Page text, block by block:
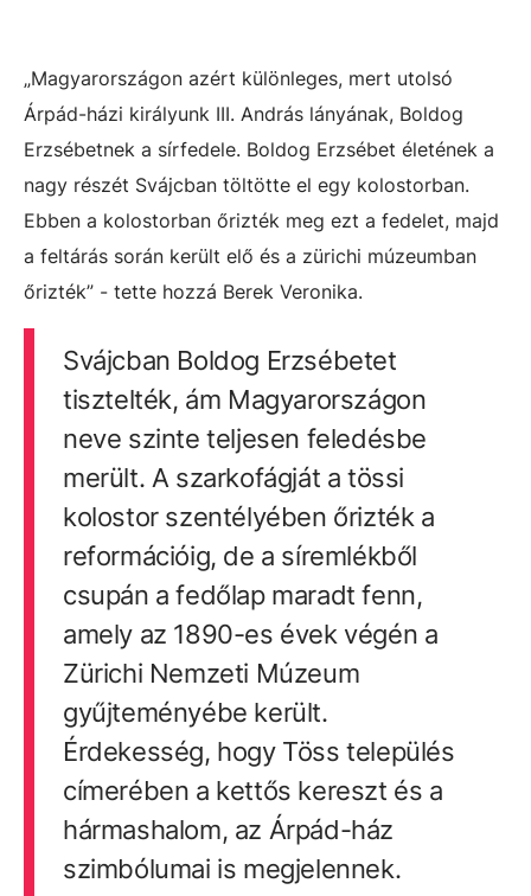
„Magyarországon azért különleges, mert utolsó
Árpád-házi királyunk III. András lányának, Boldog
Erzsébetnek a sírfedele. Boldog Erzsébet életének a
nagy részét Svájcban töltötte el egy kolostorban.
Ebben a kolostorban őrizték meg ezt a fedelet, majd
a feltárás során került elő és a zürichi múzeumban
őrizték” - tette hozzá Berek Veronika.
Svájcban Boldog Erzsébetet
tisztelték, ám Magyarországon
neve szinte teljesen feledésbe
merült. A szarkofágját a tössi
kolostor szentélyében őrizték a
reformációig, de a síremlékből
csupán a fedőlap maradt fenn,
amely az 1890-es évek végén a
Zürichi Nemzeti Múzeum
gyűjteményébe került.
Érdekesség, hogy Töss település
címerében a kettős kereszt és a
hármashalom, az Árpád-ház
szimbólumai is megjelennek.